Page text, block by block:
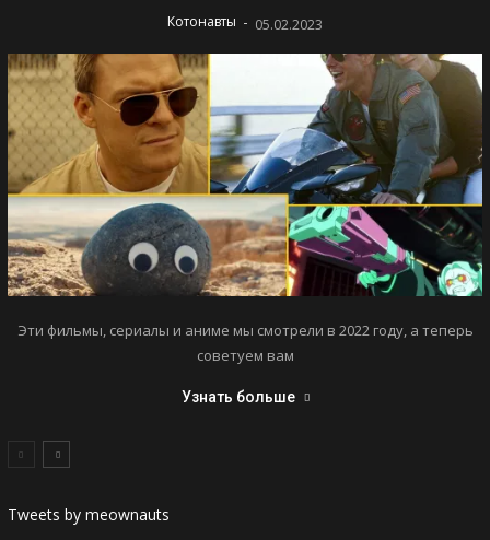
Котонавты - 05.02.2023
Эти фильмы, сериалы и аниме мы смотрели в 2022 году, а теперь
советуем вам
Узнать больше
Tweets by meownauts